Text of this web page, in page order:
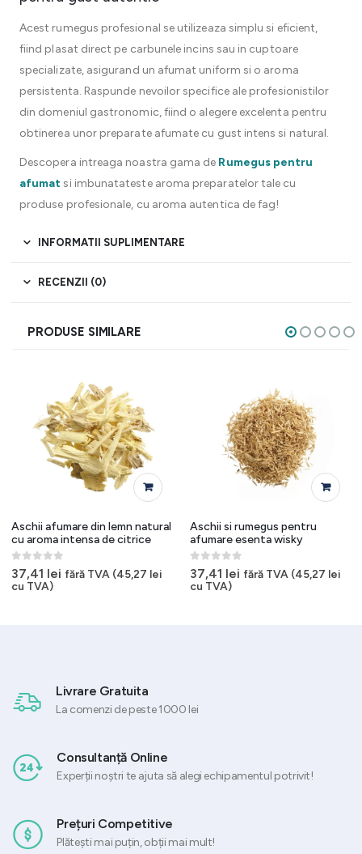
Acest rumegus profesional se utilizeaza simplu si eficient,
fiind plasat direct pe carbunele incins sau in cuptoare
specializate, asigurand un afumat uniform si o aroma
persistenta. Raspunde nevoilor specifice ale profesionistilor
din domeniul gastronomic, fiind o alegere excelenta pentru
obtinerea unor preparate afumate cu gust intens si natural.
Descopera intreaga noastra gama de Rumegus pentru
afumatsi imbunatateste aroma preparatelor tale cu
produse profesionale, cu aroma autentica de fag!
INFORMATII SUPLIMENTARE
RECENZII (0)
PRODUSE SIMILARE
Aschii afumare din lemn natural
cu aroma intensa de citrice
0out of 5
37,41 lei fără TVA (45,27 lei
cu TVA)
Aschii si rumegus pentru
afumare esenta wisky
0out of 5
37,41 lei fără TVA (45,27 lei
cu TVA)
Livrare Gratuita
La comenzi de peste 1000 lei
Consultanță Online
Experții noștri te ajuta să alegi echipamentul potrivit!
Prețuri Competitive
Plătești mai puțin, obții mai mult!